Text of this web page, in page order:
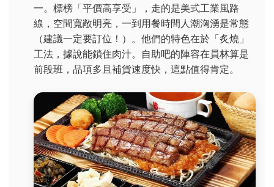
一。標榜「平價高享受」，走的是美式工業風路
線，空間寬敞明亮，一到用餐時間人潮洶湧是常態
（建議一定要訂位！）。他們的特色在於「炙燒」
工法，據說能鎖住肉汁。自助吧的陣容在員林算是
前段班，品項多且補貨速度快，這點值得肯定。